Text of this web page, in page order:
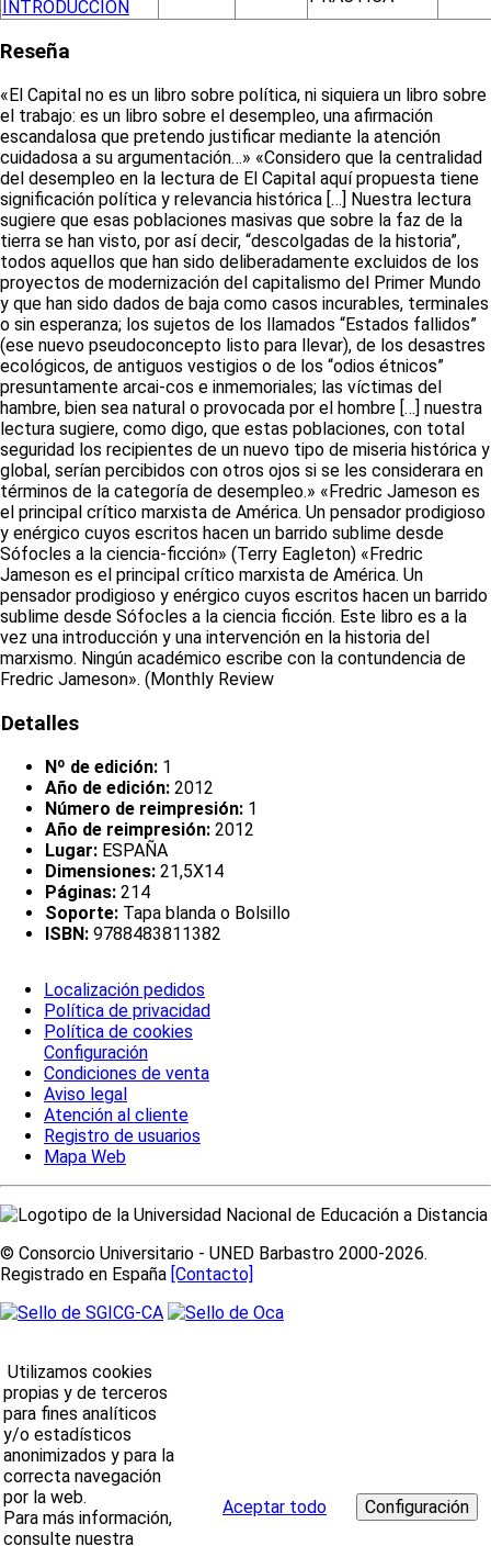
INTRODUCCIÓN
Reseña
«El Capital no es un libro sobre política, ni siquiera un libro sobre
el trabajo: es un libro sobre el desempleo, una afirmación
escandalosa que pretendo justificar mediante la atención
cuidadosa a su argumentación…» «Considero que la centralidad
del desempleo en la lectura de El Capital aquí propuesta tiene
significación política y relevancia histórica […] Nuestra lectura
sugiere que esas poblaciones masivas que sobre la faz de la
tierra se han visto, por así decir, “descolgadas de la historia”,
todos aquellos que han sido deliberadamente excluidos de los
proyectos de modernización del capitalismo del Primer Mundo
y que han sido dados de baja como casos incurables, terminales
o sin esperanza; los sujetos de los llamados “Estados fallidos”
(ese nuevo pseudoconcepto listo para llevar), de los desastres
ecológicos, de antiguos vestigios o de los “odios étnicos”
presuntamente arcai-cos e inmemoriales; las víctimas del
hambre, bien sea natural o provocada por el hombre […] nuestra
lectura sugiere, como digo, que estas poblaciones, con total
seguridad los recipientes de un nuevo tipo de miseria histórica y
global, serían percibidos con otros ojos si se les considerara en
términos de la categoría de desempleo.» «Fredric Jameson es
el principal crítico marxista de América. Un pensador prodigioso
y enérgico cuyos escritos hacen un barrido sublime desde
Sófocles a la ciencia-ficción» (Terry Eagleton) «Fredric
Jameson es el principal crítico marxista de América. Un
pensador prodigioso y enérgico cuyos escritos hacen un barrido
sublime desde Sófocles a la ciencia ficción. Este libro es a la
vez una introducción y una intervención en la historia del
marxismo. Ningún académico escribe con la contundencia de
Fredric Jameson». (Monthly Review
Detalles
Nº de edición: 1
Año de edición: 2012
Número de reimpresión: 1
Año de reimpresión: 2012
Lugar: ESPAÑA
Dimensiones: 21,5X14
Páginas: 214
Soporte: Tapa blanda o Bolsillo
ISBN: 9788483811382
Localización pedidos
Política de privacidad
Política de cookies
Configuración
Condiciones de venta
Aviso legal
Atención al cliente
Registro de usuarios
Mapa Web
© Consorcio Universitario - UNED Barbastro 2000-2026.
Registrado en España [Contacto]
Utilizamos cookies
propias y de terceros
para fines analíticos
y/o estadísticos
anonimizados y para la
correcta navegación
por la web.
Para más información,
consulte nuestra
Aceptar todo